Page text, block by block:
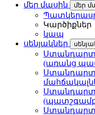
մեր մասին
մեր
Կարծիքներ
կապ
սենյակներ
Ստանդարտ
(առանց
Ստանդարտ
Ստանդարտ
Ստանդարտ